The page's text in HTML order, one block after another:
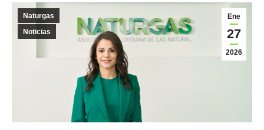
Ene
27
2026
Naturgas
Noticias